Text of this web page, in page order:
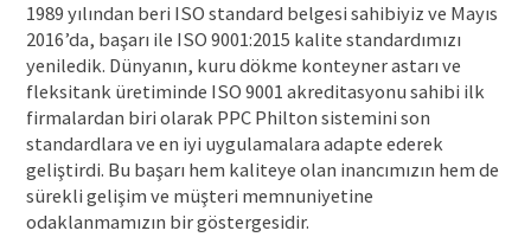
1989 yılından beri ISO standard belgesi sahibiyiz ve Mayıs
2016’da, başarı ile ISO 9001:2015 kalite standardımızı
yeniledik. Dünyanın, kuru dökme konteyner astarı ve
fleksitank üretiminde ISO 9001 akreditasyonu sahibi ilk
firmalardan biri olarak PPC Philton sistemini son
standardlara ve en iyi uygulamalara adapte ederek
geliştirdi. Bu başarı hem kaliteye olan inancımızın hem de
sürekli gelişim ve müşteri memnuniyetine
odaklanmamızın bir göstergesidir.